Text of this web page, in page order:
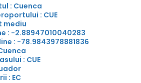
: Cuenca
: CUE
mediu
: -2.88947010040283
: -78.9843978881836
: CUE
: EC